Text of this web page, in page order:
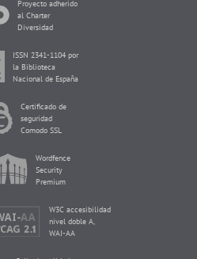
Proyecto adherido
al Charter
Diversidad
ISSN 2341-1104 por
la Biblioteca
Nacional de España
Certificado de
seguridad
Comodo SSL
Wordfence
Security
Premium
W3C accesibilidad
nivel doble A,
WAI-AA